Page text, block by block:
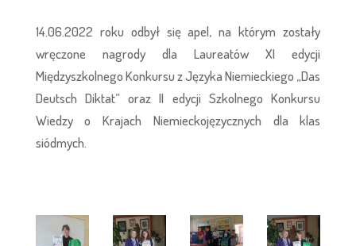
14.06.2022 roku odbył się apel, na którym zostały
wręczone nagrody dla Laureatów XI edycji
Międzyszkolnego Konkursu z Języka Niemieckiego „Das
Deutsch Diktat” oraz II edycji Szkolnego Konkursu
Wiedzy o Krajach Niemieckojęzycznych dla klas
siódmych.